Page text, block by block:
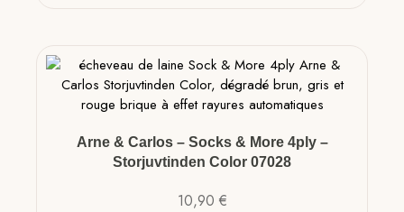
Arne & Carlos – Socks & More 4ply –
Storjuvtinden Color 07028
10,90 €